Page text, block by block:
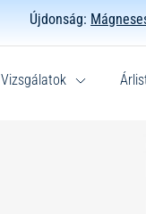
Újdonság:
Vizsgálatok